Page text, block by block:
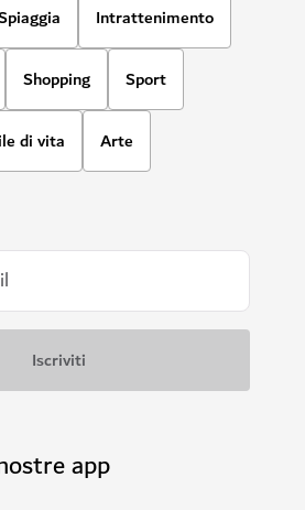
Intrattenimento
Shopping Sport
di vita Arte
app